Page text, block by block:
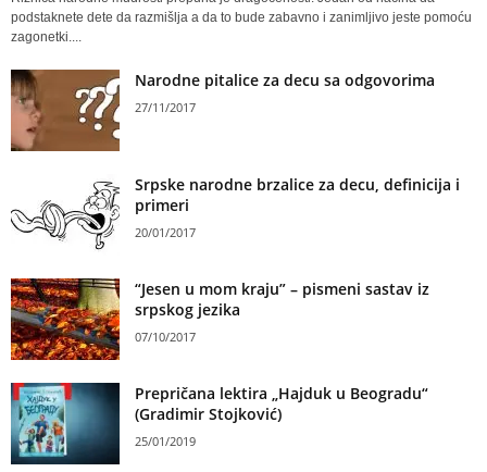
podstaknete dete da razmišlja a da to bude zabavno i zanimljivo jeste pomoću
zagonetki....
Narodne pitalice za decu sa odgovorima
27/11/2017
Srpske narodne brzalice za decu, definicija i
primeri
20/01/2017
“Jesen u mom kraju” – pismeni sastav iz
srpskog jezika
07/10/2017
Prepričana lektira „Hajduk u Beogradu“
(Gradimir Stojković)
25/01/2019